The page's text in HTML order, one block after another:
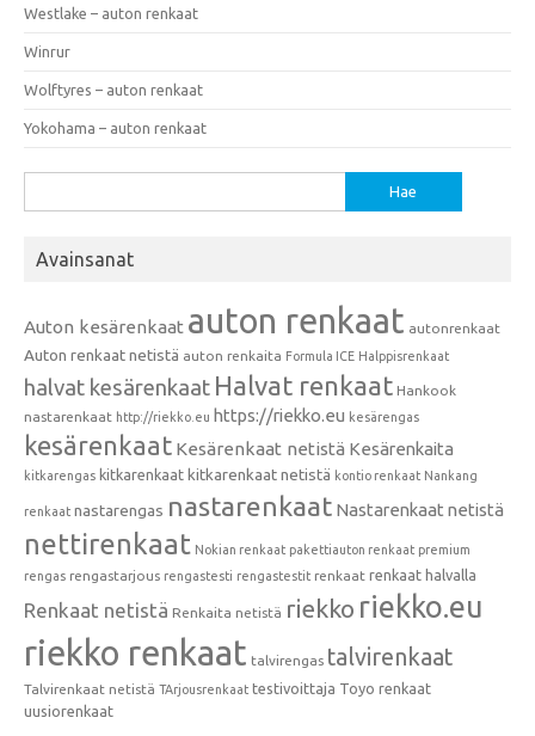
Westlake – auton renkaat
Winrur
Wolftyres – auton renkaat
Yokohama – auton renkaat
Avainsanat
Auton kesärenkaat auton renkaat autonrenkaat
Auton renkaat netistä auton renkaita Formula ICE Halppisrenkaat
halvat kesärenkaat Halvat renkaat Hankook
nastarenkaat http://riekko.eu https://riekko.eu kesärengas
kesärenkaat Kesärenkaat netistä Kesärenkaita
kitkarengas kitkarenkaat kitkarenkaat netistä kontio renkaat Nankang
renkaat nastarengas nastarenkaat Nastarenkaat netistä
nettirenkaat Nokian renkaat pakettiauton renkaat premium
rengas rengastarjous rengastesti rengastestit renkaat renkaat halvalla
Renkaat netistä Renkaita netistä riekko riekko.eu
riekko renkaat talvirengas talvirenkaat
Talvirenkaat netistä TArjousrenkaat testivoittaja Toyo renkaat
uusiorenkaat